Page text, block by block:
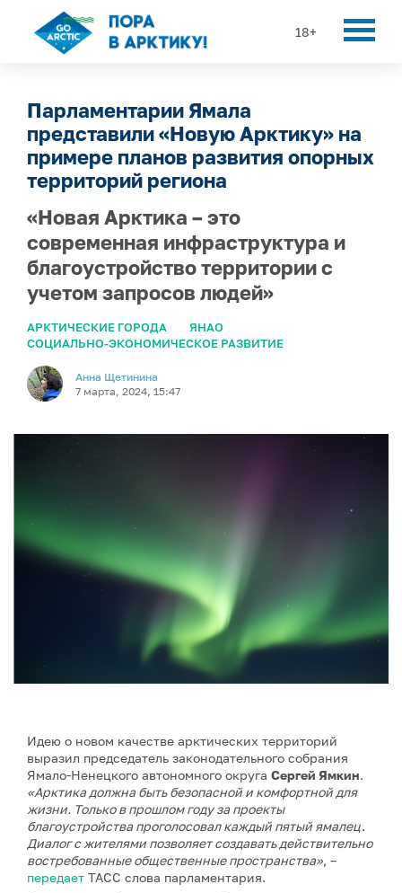
18+
Парламентарии Ямала
представили «Новую Арктику» на
примере планов развития опорных
территорий региона
«Новая Арктика – это
современная инфраструктура и
благоустройство территории с
учетом запросов людей»
АРКТИЧЕСКИЕ ГОРОДА
ЯНАО
СОЦИАЛЬНО-ЭКОНОМИЧЕСКОЕ РАЗВИТИЕ
Анна Щетинина
7 марта, 2024, 15:47
Идею о новом качестве арктических территорий
выразил председатель законодательного собрания
Ямало-Ненецкого автономного округа Сергей Ямкин.
«Арктика должна быть безопасной и комфортной для
жизни. Только в прошлом году за проекты
благоустройства проголосовал каждый пятый ямалец.
Диалог с жителями позволяет создавать действительно
востребованные общественные пространства», –
передает ТАСС слова парламентария.